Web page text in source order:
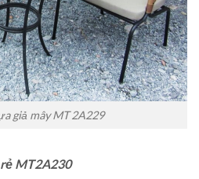
giả mây MT 2A229
rẻ MT2A230